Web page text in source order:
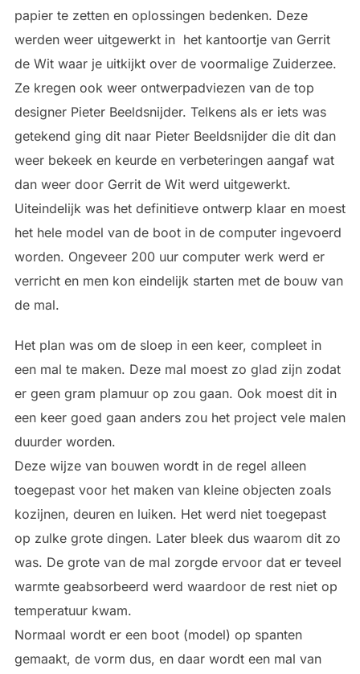
papier te zetten en oplossingen bedenken. Deze
werden weer uitgewerkt in het kantoortje van Gerrit
de Wit waar je uitkijkt over de voormalige Zuiderzee.
Ze kregen ook weer ontwerpadviezen van de top
designer Pieter Beeldsnijder. Telkens als er iets was
getekend ging dit naar Pieter Beeldsnijder die dit dan
weer bekeek en keurde en verbeteringen aangaf wat
dan weer door Gerrit de Wit werd uitgewerkt.
Uiteindelijk was het definitieve ontwerp klaar en moest
het hele model van de boot in de computer ingevoerd
worden. Ongeveer 200 uur computer werk werd er
verricht en men kon eindelijk starten met de bouw van
de mal.
Het plan was om de sloep in een keer, compleet in
een mal te maken. Deze mal moest zo glad zijn zodat
er geen gram plamuur op zou gaan. Ook moest dit in
een keer goed gaan anders zou het project vele malen
duurder worden.
Deze wijze van bouwen wordt in de regel alleen
toegepast voor het maken van kleine objecten zoals
kozijnen, deuren en luiken. Het werd niet toegepast
op zulke grote dingen. Later bleek dus waarom dit zo
was. De grote van de mal zorgde ervoor dat er teveel
warmte geabsorbeerd werd waardoor de rest niet op
temperatuur kwam.
Normaal wordt er een boot (model) op spanten
gemaakt, de vorm dus, en daar wordt een mal van